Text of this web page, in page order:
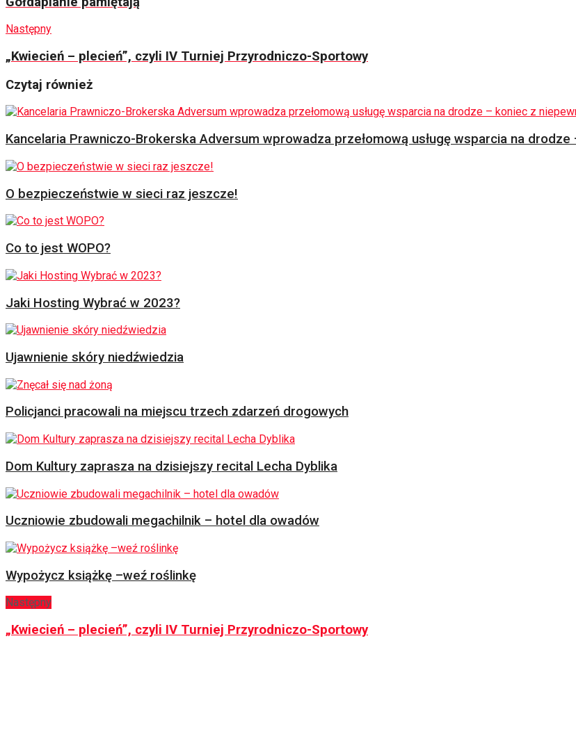
Następny
„Kwiecień – plecień”, czyli IV Turniej Przyrodniczo-Sportowy
Czytaj również
Kancelaria Prawniczo-Brokerska Adversum wprowadza przełomową usługę wsparcia na
O bezpieczeństwie w sieci raz jeszcze!
Co to jest WOPO?
Jaki Hosting Wybrać w 2023?
Ujawnienie skóry niedźwiedzia
Policjanci pracowali na miejscu trzech zdarzeń drogowych
Dom Kultury zaprasza na dzisiejszy recital Lecha Dyblika
Uczniowie zbudowali megachilnik – hotel dla owadów
Wypożycz książkę –weź roślinkę
Następny
„Kwiecień – plecień”, czyli IV Turniej Przyrodniczo-Sportowy